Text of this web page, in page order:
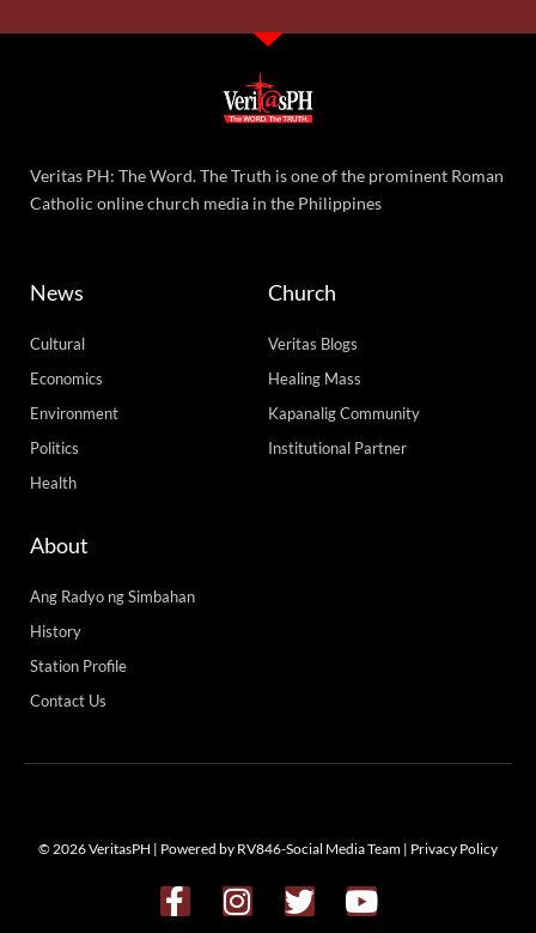
Veritas PH: The Word. The Truth is one of the prominent Roman
Catholic online church media in the Philippines
News
Cultural
Economics
Environment
Politics
Health
Church
Veritas Blogs
Healing Mass
Kapanalig Community
Institutional Partner
About
Ang Radyo ng Simbahan
History
Station Profile
Contact Us
© 2026 VeritasPH | Powered by RV846-Social Media Team | Privacy Policy
F
a
I
n
T
w
Y
o